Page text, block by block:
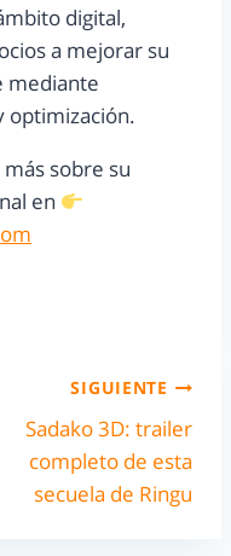
digital,
a mejorar su
mediante
optimización.
sobre su
en
SIGUIENTE
Sadako 3D: trailer
completo de esta
secuela de Ringu